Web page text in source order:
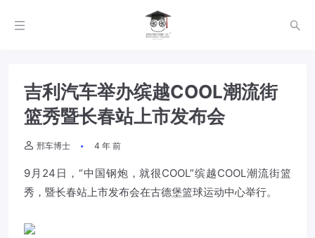
吉利汽车举办缤越COOL潮流街
篮秀暨长春站上市发布会
邢车博士 4 年 前
9月24日，“中国钢炮，就很COOL”缤越COOL潮流街篮
秀，暨长春站上市发布会在古德堡篮球运动中心举行。